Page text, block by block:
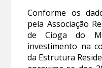
Conforme os
pela Associação
de Cioga do
investimento na
da Estrutura